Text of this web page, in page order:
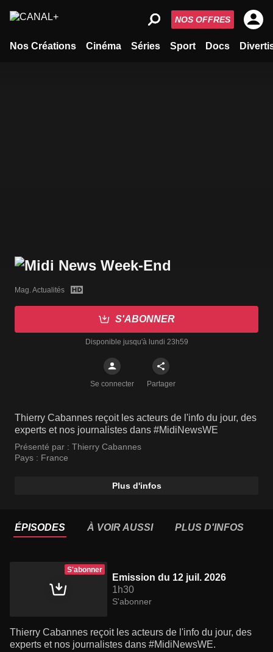
Nos Créations Cinéma Séries Sport Docs
NOS OFFRES
Mag. Actualités
S'ABONNER
Disponible jusqu'à lundi 23h59
Se connecter Partager
Thierry Cabannes reçoit les acteurs de l'info du jour, des
experts et nos journalistes dans #MidiNewsWE
Présenté par : Thierry Cabannes
Pays : France
Plus d'infos
ÉPISODES À VOIR AUSSI PLUS D'INFOS
S'abonner
Emission du 12 juil. 2026
1h30
S'abonner
Thierry Cabannes reçoit les acteurs de l'info du jour, des
experts et nos journalistes dans #MidiNewsWE.